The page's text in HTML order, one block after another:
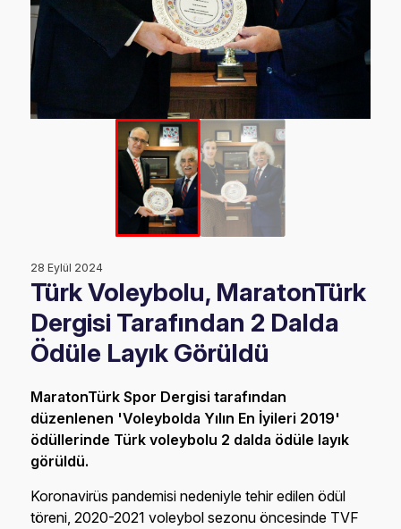
28 Eylül 2024
Türk Voleybolu, MaratonTürk
Dergisi Tarafından 2 Dalda
Ödüle Layık Görüldü
MaratonTürk Spor Dergisi tarafından
düzenlenen 'Voleybolda Yılın En İyileri 2019'
ödüllerinde Türk voleybolu 2 dalda ödüle layık
görüldü.
Koronavirüs pandemisi nedeniyle tehir edilen ödül
töreni, 2020-2021 voleybol sezonu öncesinde TVF